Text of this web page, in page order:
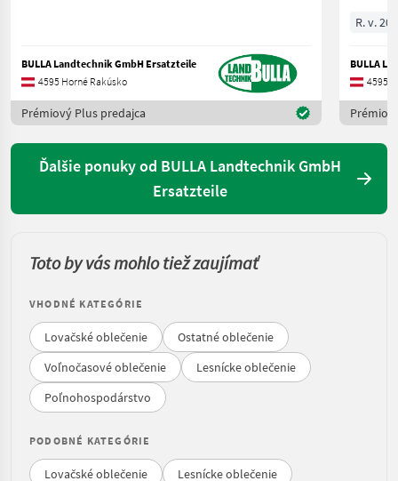
BULLA Landtechnik GmbH Ersatzteile
4595 Horné Rakúsko
Prémiový Plus predajca
R. v.
BULLA
4595
Ďalšie ponuky od BULLA Landtechnik GmbH
Ersatzteile
Toto by vás mohlo tiež zaujímať
VHODNÉ KATEGÓRIE
Lovačské oblečenie
Ostatné oblečenie
Voľnočasové oblečenie
Lesnícke oblečenie
Poľnohospodárstvo
PODOBNÉ KATEGÓRIE
Lovačské oblečenie
Lesnícke oblečenie